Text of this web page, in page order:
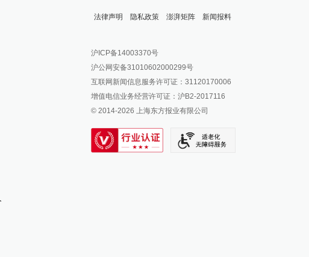
法律声明 隐私政策 澎湃矩阵
澎湃新闻公众号
澎湃新闻抖音号
派生万物开放平台
IP SHANGHAI
SIXTH TONE
新闻报料
报料邮箱: news@thepaper.cn
沪ICP备14003370号
沪公网安备31010602000299号
互联网新闻信息服务许可证：31120170006
增值电信业务经营许可证：沪B2-2017116
© 2014-2026 上海东方报业有限公司